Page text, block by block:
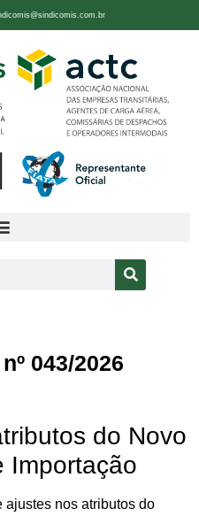
043/2026
do Novo
Importação
nos atributos do